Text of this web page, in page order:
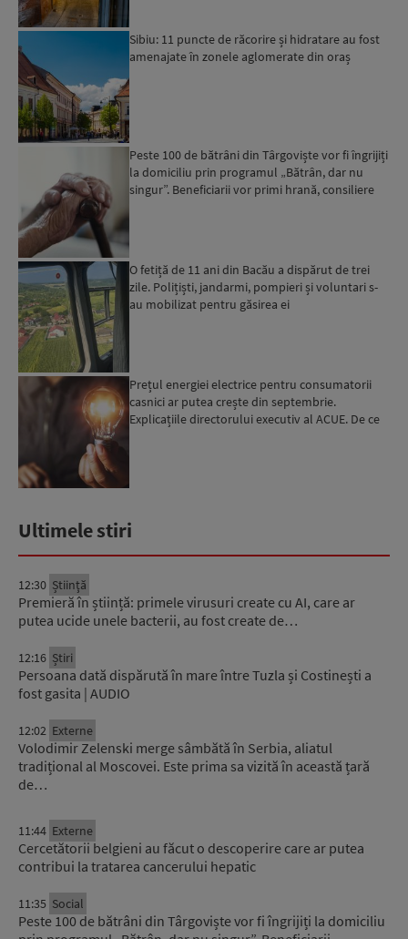
Sibiu: 11 puncte de răcorire și hidratare au fost
amenajate în zonele aglomerate din oraș
Peste 100 de bătrâni din Târgoviște vor fi îngrijiți
la domiciliu prin programul „Bătrân, dar nu
singur”. Beneficiarii vor primi hrană, consiliere
O fetiță de 11 ani din Bacău a dispărut de trei
zile. Polițiști, jandarmi, pompieri și voluntari s-
au mobilizat pentru găsirea ei
Prețul energiei electrice pentru consumatorii
casnici ar putea crește din septembrie.
Explicațiile directorului executiv al ACUE. De ce
Ultimele stiri
12:30 Știinţă
Premieră în știință: primele virusuri create cu AI, care ar
putea ucide unele bacterii, au fost create de…
12:16 Știri
Persoana dată dispărută în mare între Tuzla și Costinești a
fost gasita | AUDIO
12:02 Externe
Volodimir Zelenski merge sâmbătă în Serbia, aliatul
tradițional al Moscovei. Este prima sa vizită în această țară
de…
11:44 Externe
Cercetătorii belgieni au făcut o descoperire care ar putea
contribui la tratarea cancerului hepatic
11:35 Social
Peste 100 de bătrâni din Târgoviște vor fi îngrijiți la domiciliu